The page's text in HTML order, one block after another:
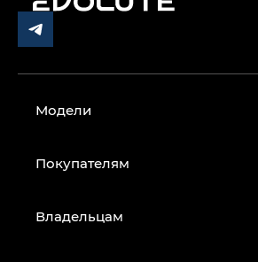
Модели
Покупателям
Владельцам